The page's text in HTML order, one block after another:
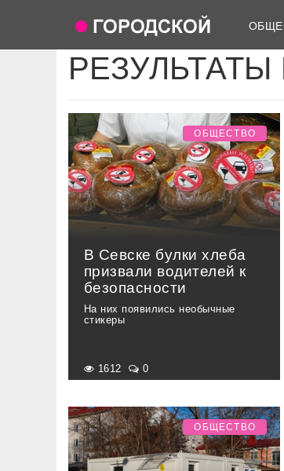
В Севске булки хлеба
призвали водителей к
безопасности
На них появились необычные
стикеры
ОБЩЕСТВО
1612 0
ОБЩЕСТВО